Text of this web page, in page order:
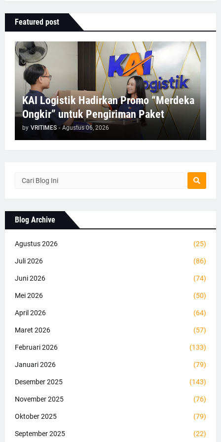
Featured post
KAI Logistik Hadirkan Promo “Merdeka
Ongkir” untuk Pengiriman Paket
by VRITIMES - Agustus 06, 2026
Blog Archive
Agustus 2026 (25)
Juli 2026 (86)
Juni 2026 (74)
Mei 2026 (50)
April 2026 (64)
Maret 2026 (57)
Februari 2026 (133)
Januari 2026 (79)
Desember 2025 (143)
November 2025 (76)
Oktober 2025 (79)
September 2025 (22)